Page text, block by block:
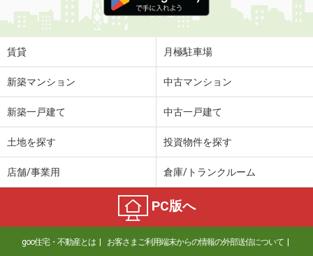
賃貸 月極駐車場
新築マンション 中古マンション
新築一戸建て 中古一戸建て
土地を探す 投資物件を探す
店舗/事業用 倉庫/トランクルーム
PC版へ
goo住宅・不動産とは お客さまご利用端末からの情報の外部送信について